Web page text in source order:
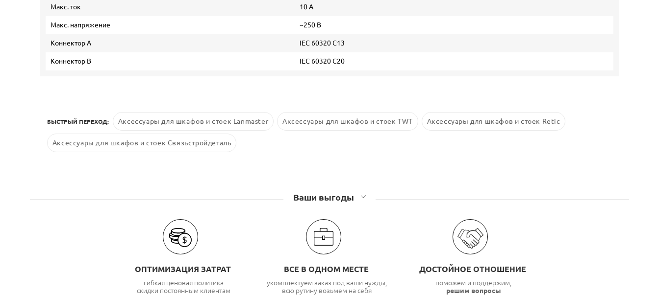
Макс. ток 10 А
Макс. напряжение ~250 В
Коннектор А IEC 60320 C13
Коннектор В IEC 60320 C20
БЫСТРЫЙ ПЕРЕХОД: Аксессуары для шкафов и стоек Lanmaster Аксессуары для шкафов и стоек TWT Аксессуары для шкафов и стоек Retic
Аксессуары для шкафов и стоек Связьстройдеталь
Ваши выгоды
ОПТИМИЗАЦИЯ ЗАТРАТ
гибкая ценовая политика
скидки постоянным клиентам
ВСЕ В ОДНОМ МЕСТЕ
укомплектуем заказ под ваши нужды,
всю рутину возьмем на себя
ДОСТОЙНОЕ ОТНОШЕНИЕ
поможем и поддержим,
решим вопросы